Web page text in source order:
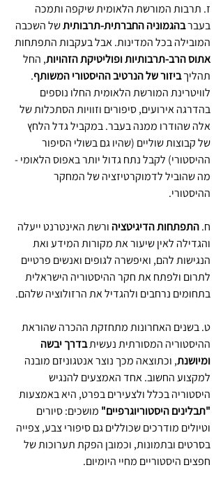
ז. תרבות המורשת הלאומית שיקפה ותמכה
בעבר בהגמוניה החברתית-תרבותית של השכבה
המובילה בכל המדינות. אבל בעקבות התפתחות
אתוס הרב-תרבותיות ופוליטיקת הזהויות, החל
תהליך ביזור של הנרטיב ההיסטורי המשותף.
לוויטרינת המורשת הלאומית החלו נוספים
בהדרגה אירועים, סיפורים וזוויות הסתכלות של
אלה שהודרו ממנה בעבר. במקביל גדל הלחץ
של קבוצות שוליים (שהיו גם בשולי הסיפור
ההיסטורי) לקבל נתח גדול יותר באפוס הלאומי -
מה שהוביל לדמוקרטיזציה של המחקר
ההיסטורי.
ח. התפתחות הדיגיטציה ורשת האינטרנט ייעלה
והגדילה לאין שיעור את מקורות המידע ואת
הנגישות להם, ואיפשרה לגופים ואנשים פרטיים
לתרום ולפתח את חקר ההיסטוריה הישראלית
בתחומים נרחבים ולהגדיל את הרזולוציה שלהם.
ט. בשנים האחרונות מתחזקת ההכרה שהוראת
ההיסטוריה המסורתית נעשית בדרך יבשה
ומיושנת, וכתוצאה מכך נוצר אנטגוניזם מובנה
למקצוע החשוב. אחד האמצעים להנגיש
היסטוריה בכלל ולצעירים בפרט, היא באמצעות
"תבלינים היסטוריוגרפיים" מושכים: סיורים
וטיולים מודרכים שכוללים גם סיפורי צבע, צפייה
בסרטים ובתמונות, וכמובן הפקת תערוכות של
חפצים היסטוריים מחיי היומיום.